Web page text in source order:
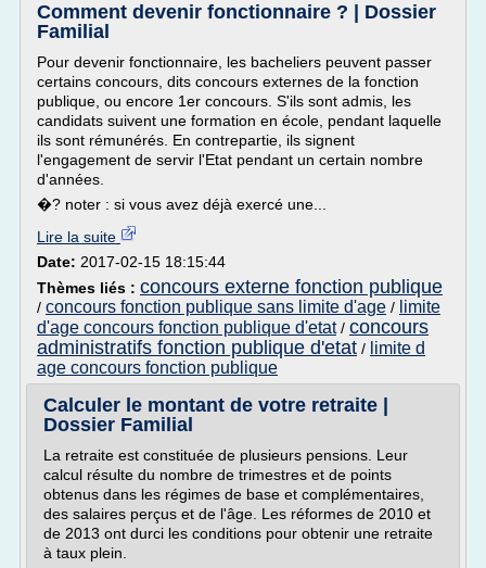
Comment devenir fonctionnaire ? | Dossier
Familial
Pour devenir fonctionnaire, les bacheliers peuvent passer
certains concours, dits concours externes de la fonction
publique, ou encore 1er concours. S'ils sont admis, les
candidats suivent une formation en école, pendant laquelle
ils sont rémunérés. En contrepartie, ils signent
l'engagement de servir l'Etat pendant un certain nombre
d'années.
�? noter : si vous avez déjà exercé une...
Lire la suite
Date: 2017-02-15 18:15:44
Thèmes liés : concours externe fonction publique
/ concours fonction publique sans limite d'age / limite
d'age concours fonction publique d'etat/ concours
administratifs fonction publique d'etat / limite d
age concours fonction publique
Calculer le montant de votre retraite |
Dossier Familial
La retraite est constituée de plusieurs pensions. Leur
calcul résulte du nombre de trimestres et de points
obtenus dans les régimes de base et complémentaires,
des salaires perçus et de l'âge. Les réformes de 2010 et
de 2013 ont durci les conditions pour obtenir une retraite
à taux plein.